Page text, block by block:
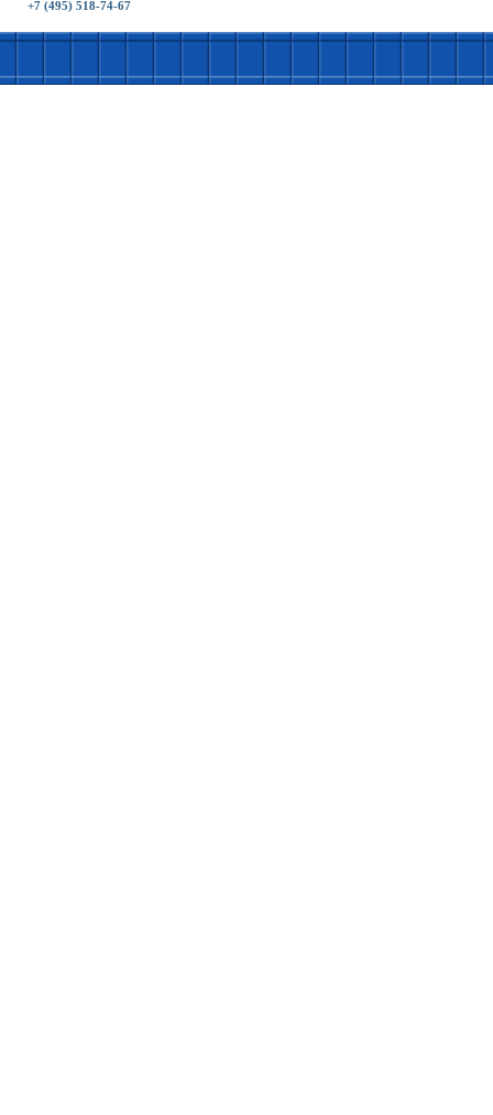
+7 (495) 518-74-67